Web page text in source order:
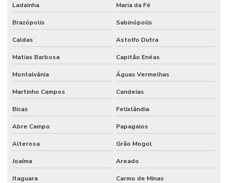
Ladainha Maria da Fé
Brazópolis Sabinópolis
Caldas Astolfo Dutra
Matias Barbosa Capitão Enéas
Montalvânia Águas Vermelhas
Martinho Campos Candeias
Bicas Felixlândia
Abre Campo Papagaios
Alterosa Grão Mogol
Joaíma Areado
Itaguara Carmo de Minas